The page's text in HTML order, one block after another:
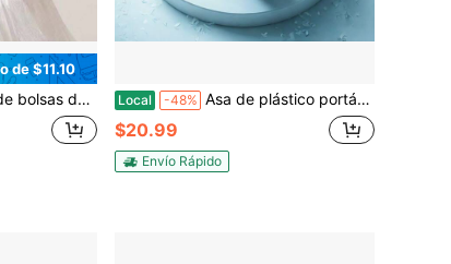
de $11.10
soporta hasta 45 kg para bolsas de la compra, cubos y talla grande - Artículos esenciales diarios Local -48% Asa de plástico portátil y práctica para bolsas de la compra, portador de bolsas de la compra que ahorra esfuerzo
$20.99
Envío Rápido